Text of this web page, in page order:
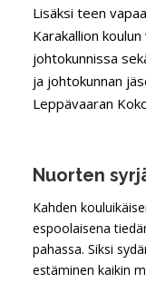
Lisäksi teen
Karakallion
johtokunnissa
ja johtokunnan
Leppävaaran
Nuorten
Kahden
espoolaisena
pahassa. Siksi
estäminen kaikin